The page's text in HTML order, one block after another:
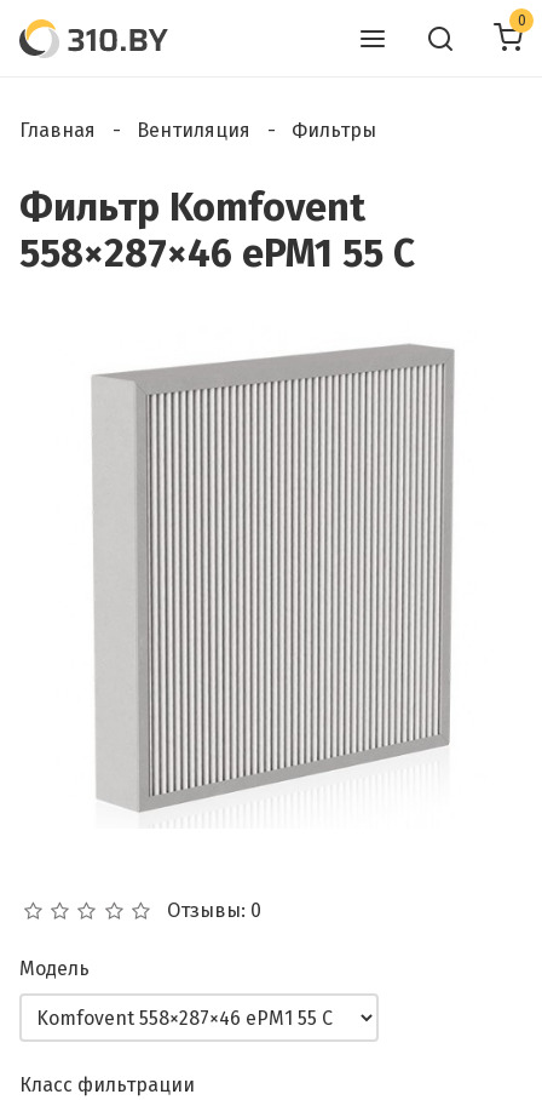
0
Главная Вентиляция Фильтры
Фильтр Komfovent
558×287×46 ePM1 55 C
Отзывы: 0
Модель
Класс фильтрации